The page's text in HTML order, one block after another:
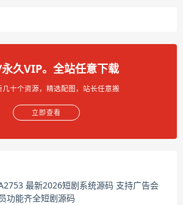
久VIP。全站任意下载
几十个资源，精选配图，站长任意搬
立即查看
最新2026短剧系统源码 支持广告会
员功能齐全短剧源码